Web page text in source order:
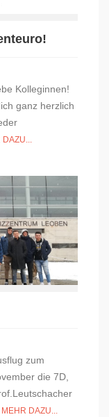
Kolleginnen!
ganz herzlich
DAZU...
zum
die 7D,
MEHR DAZU...